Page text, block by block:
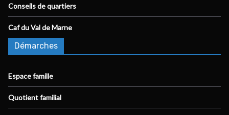
Conseils de quartiers
Caf du Val de Marne
Démarches
Espace famille
Quotient familial